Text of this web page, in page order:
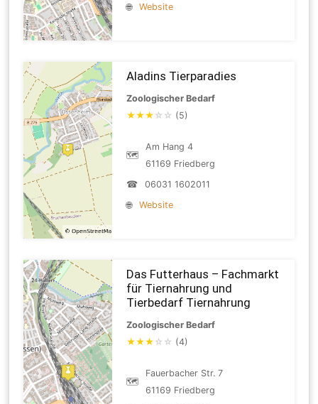
🌐
Website
Aladins Tierparadies
Zoologischer Bedarf
★★★ ☆ ☆ (5)
🗺
Am Hang 4
61169 Friedberg
☎
06031 1602011
🌐
Website
Das Futterhaus – Fachmarkt
für Tiernahrung und
Tierbedarf Tiernahrung
Zoologischer Bedarf
★★★ ☆ ☆ (4)
🗺
Fauerbacher Str. 7
61169 Friedberg